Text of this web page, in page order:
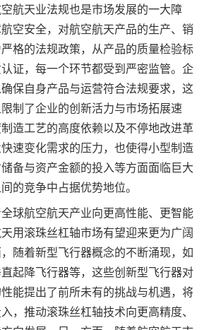
天业法规也是市场发展的一大障
空安全，对航空航天产品的生产、销
格的法规政策，从产品的质量检验标
证，每一个环节都受到严密监管。企
保自身产品与运营符合法规要求，这
制了企业的创新活力与市场拓展速
造工艺的高度依赖以及不停地改进革
速变化需求的压力，也使得小型制造
备与资产金额的投入等方面面临巨大
的竞争中占据优势地位。
航空航天产业向更高性能、更智能
用滚珠丝杠轴市场有望迎来更为广阔
随着新型飞行器概念的不断涌现，如
起降飞行器等，这些创新型飞行器对
能提出了前所未有的挑战与机遇，将
，推动滚珠丝杠轴技术向更高精度、